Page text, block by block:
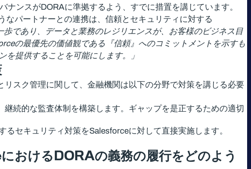
ンスがDORAに準拠するよう、すでに措置を講じています。
パートナーとの連携は、信頼とセキュリティに対する
であり、データと業務のレジリエンスが、お客様のビジネス目
の最優先の価値観である『信頼』へのコミットメントを示すも
提供することを可能にします。」
スク管理に関して、金融機関は以下の分野で対策を講じる必要
続的な監査体制を構築します。ギャップを是正するための適切
セキュリティ対策をSalesforceに対して直接実施します。
における DORAの義務の履行をどのよう